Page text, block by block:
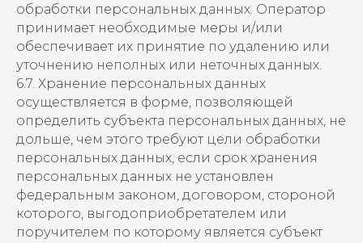
обработки персональных данных. Оператор
принимает необходимые меры и/или
обеспечивает их принятие по удалению или
уточнению неполных или неточных данных.
6.7. Хранение персональных данных
осуществляется в форме, позволяющей
определить субъекта персональных данных, не
дольше, чем этого требуют цели обработки
персональных данных, если срок хранения
персональных данных не установлен
федеральным законом, договором, стороной
которого, выгодоприобретателем или
поручителем по которому является субъект